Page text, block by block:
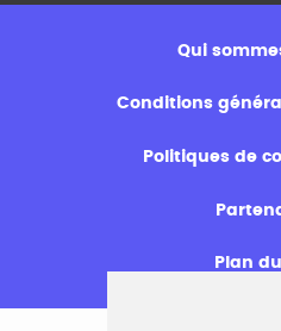
Qui
Conditions
Politiques de
Plan